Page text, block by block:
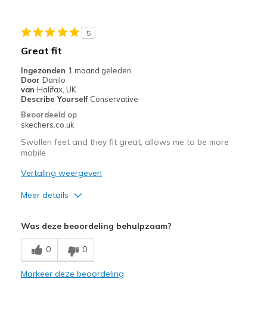
Sizing
View On Shoes
5
Great fit
Ingezonden 1 maand geleden
Door Danilo
van Halifax, UK
Describe Yourself Conservative
Beoordeeld op
skechers.co.uk
Swollen feet and they fit great, allows me to be more
mobile
Vertaling weergeven
Meer details
Beste toepassingen
Casual Wear
Was deze beoordeling behulpzaam?
0 0
Markeer deze beoordeling